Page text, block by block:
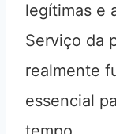
legítimas e
Serviço da
realmente
essencial